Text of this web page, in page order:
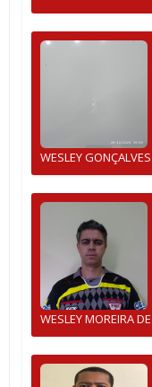
WESLEY
WESLEY MOREIRA